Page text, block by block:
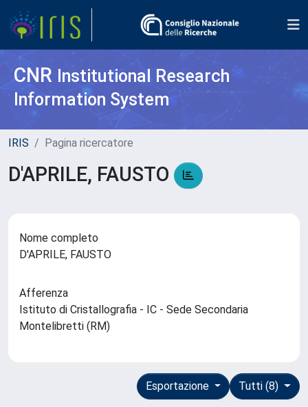
CNR Institutional Research
Information System
IRIS Pagina ricercatore
D'APRILE, FAUSTO
Nome completo
D'APRILE, FAUSTO
Afferenza
Istituto di Cristallografia - IC - Sede Secondaria
Montelibretti (RM)
Tutti (8)
Esportazione